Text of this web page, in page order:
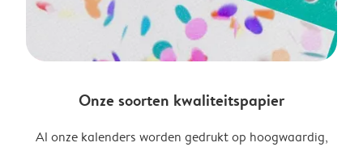
Onze soorten kwaliteitspapier
Al onze kalenders worden gedrukt op hoogwaardig,